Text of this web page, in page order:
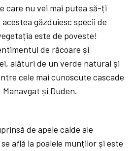
care nu vei mai putea să-ți
găzduiesc specii de
este de poveste!
de răcoare și
alături de un verde natural și
cele mai cunoscute cascade
și Duden.
de apele calde ale
află la poalele munților și este